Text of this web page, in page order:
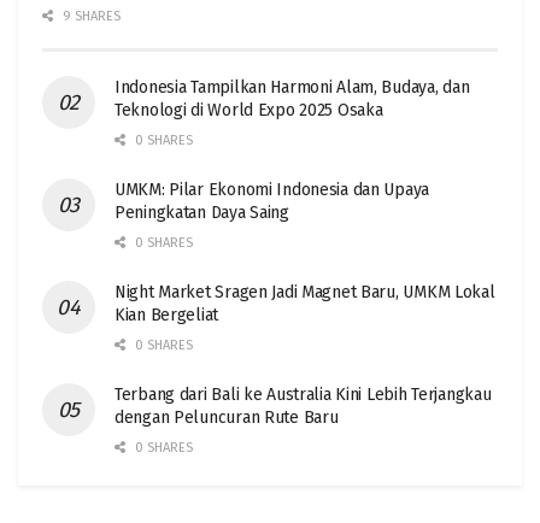
9 SHARES
Indonesia Tampilkan Harmoni Alam, Budaya, dan
Teknologi di World Expo 2025 Osaka
0 SHARES
UMKM: Pilar Ekonomi Indonesia dan Upaya
Peningkatan Daya Saing
0 SHARES
Night Market Sragen Jadi Magnet Baru, UMKM Lokal
Kian Bergeliat
0 SHARES
Terbang dari Bali ke Australia Kini Lebih Terjangkau
dengan Peluncuran Rute Baru
0 SHARES